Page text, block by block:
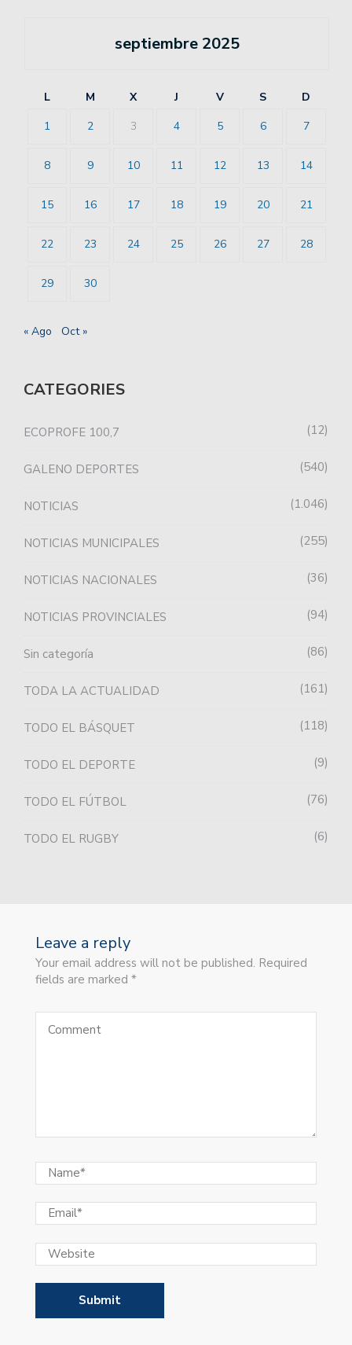
septiembre 2025
L M X J V S
D
1
2 3 4 5 6 7
8 9 10 11 12 13 14
15 16 17 18 19 20 21
22 23 24 25 26 27 28
29 30
« Ago Oct »
CATEGORIES
ECOPROFE 100,7 12
GALENO DEPORTES 540
NOTICIAS 1.046
NOTICIAS MUNICIPALES 255
NOTICIAS NACIONALES 36
NOTICIAS PROVINCIALES 94
Sin categoría 86
TODA LA ACTUALIDAD 161
TODO EL BÁSQUET 118
TODO EL DEPORTE 9
TODO EL FÚTBOL 76
TODO EL RUGBY 6
Leave a reply
Your email address will not be published. Required
fields are marked *